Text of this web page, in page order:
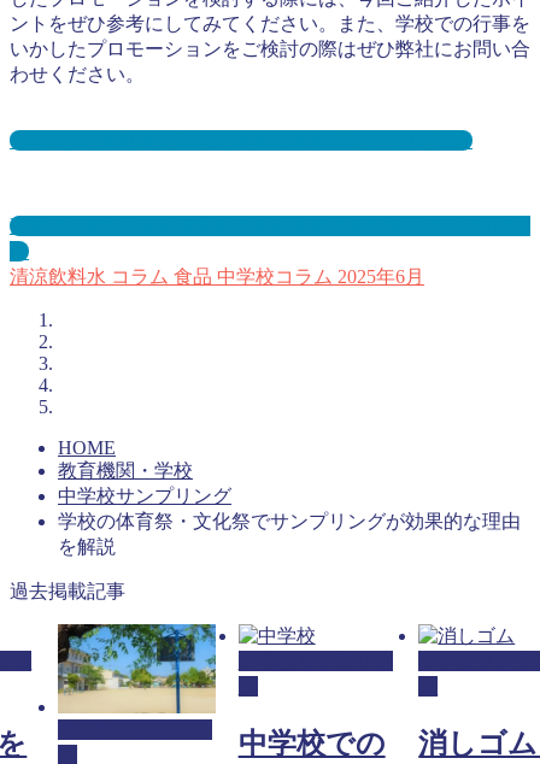
ントをぜひ参考にしてみてください。また、学校での行事を
いかしたプロモーションをご検討の際はぜひ弊社にお問い合
わせください。
中学校サンプリングとは？メリット３選と事例を紹介
高等学校・高校サンプリングとは？メリット３選と事例を紹
介
清涼飲料水 コラム 食品 中学校コラム 2025年6月
HOME
教育機関・学校
中学校サンプリング
学校の体育祭・文化祭でサンプリングが効果的な理由
を解説
過去掲載記事
中学校での
消しゴ